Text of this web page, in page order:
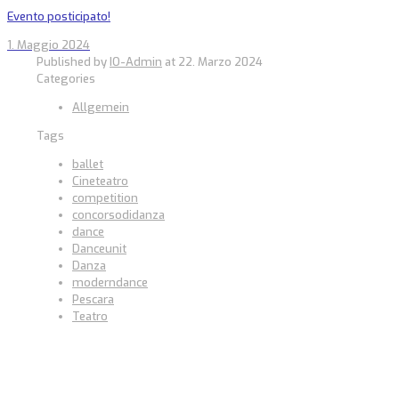
Evento posticipato!
1. Maggio 2024
Published by IO-Admin at 22. Marzo 2024
Categories
Allgemein
Tags
ballet
Cineteatro
competition
concorsodidanza
dance
Danceunit
Danza
moderndance
Pescara
Teatro